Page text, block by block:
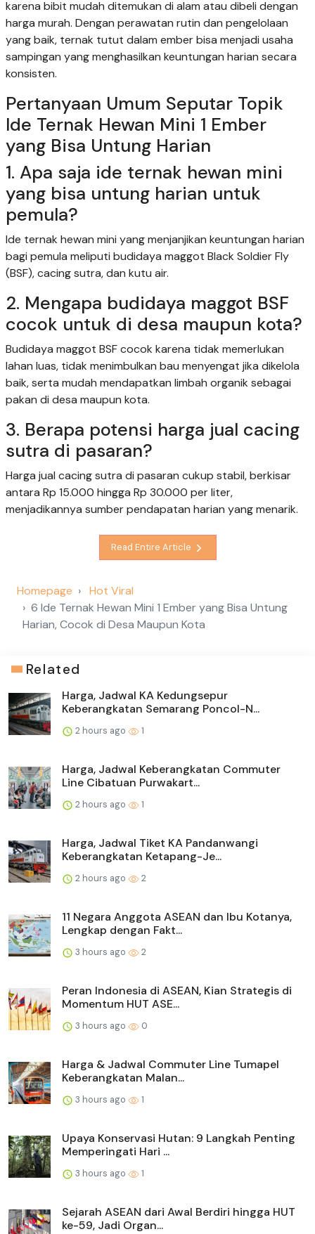
karena bibit mudah ditemukan di alam atau dibeli dengan
harga murah. Dengan perawatan rutin dan pengelolaan
yang baik, ternak tutut dalam ember bisa menjadi usaha
sampingan yang menghasilkan keuntungan harian secara
konsisten.
Pertanyaan Umum Seputar Topik
Ide Ternak Hewan Mini 1 Ember
yang Bisa Untung Harian
1. Apa saja ide ternak hewan mini
yang bisa untung harian untuk
pemula?
Ide ternak hewan mini yang menjanjikan keuntungan harian
bagi pemula meliputi budidaya maggot Black Soldier Fly
(BSF), cacing sutra, dan kutu air.
2. Mengapa budidaya maggot BSF
cocok untuk di desa maupun kota?
Budidaya maggot BSF cocok karena tidak memerlukan
lahan luas, tidak menimbulkan bau menyengat jika dikelola
baik, serta mudah mendapatkan limbah organik sebagai
pakan di desa maupun kota.
3. Berapa potensi harga jual cacing
sutra di pasaran?
Harga jual cacing sutra di pasaran cukup stabil, berkisar
antara Rp 15.000 hingga Rp 30.000 per liter,
menjadikannya sumber pendapatan harian yang menarik.
Read Entire Article
Homepage
Hot Viral
6 Ide Ternak Hewan Mini 1 Ember yang Bisa Untung
Harian, Cocok di Desa Maupun Kota
Related
Harga, Jadwal KA Kedungsepur
Keberangkatan Semarang Poncol-N...
2 hours ago 1
Harga, Jadwal Keberangkatan Commuter
Line Cibatuan Purwakart...
2 hours ago 1
Harga, Jadwal Tiket KA Pandanwangi
Keberangkatan Ketapang-Je...
2 hours ago 2
11 Negara Anggota ASEAN dan Ibu Kotanya,
Lengkap dengan Fakt...
3 hours ago 2
Peran Indonesia di ASEAN, Kian Strategis di
Momentum HUT ASE...
3 hours ago 0
Harga & Jadwal Commuter Line Tumapel
Keberangkatan Malan...
3 hours ago 1
Upaya Konservasi Hutan: 9 Langkah Penting
Memperingati Hari ...
3 hours ago 1
Sejarah ASEAN dari Awal Berdiri hingga HUT
ke-59, Jadi Organ...